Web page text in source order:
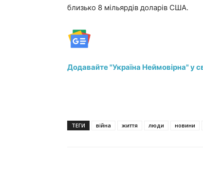
близько 8 мільярдів доларів США.
Додавайте "Україна Неймовірна" у
ТЕГИ війна життя люди новини